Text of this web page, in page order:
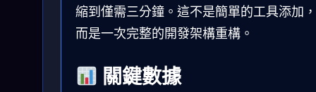
縮到僅需三分鐘。這不是簡單的工具添加，
而是一次完整的開發架構重構。
關鍵數據